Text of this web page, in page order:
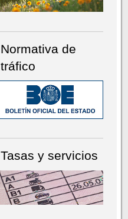
Normativa de
tráfico
Tasas y servicios